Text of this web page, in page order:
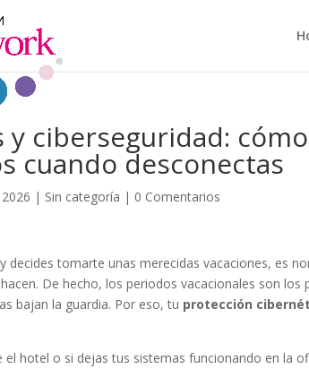
y ciberseguridad:
cuando desconectas
| Sin categoría | 0 Comentarios
decides tomarte unas merecidas vacaciones, es
De hecho, los periodos vacacionales son
bajan la guardia. Por eso, tu protección
el hotel o si dejas tus sistemas funcionando en la